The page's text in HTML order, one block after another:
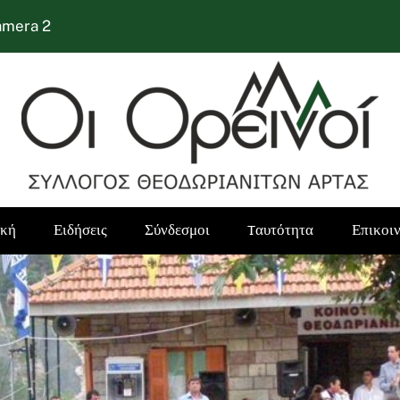
2
Ειδήσεις Σύνδεσμοι Tαυτότητα